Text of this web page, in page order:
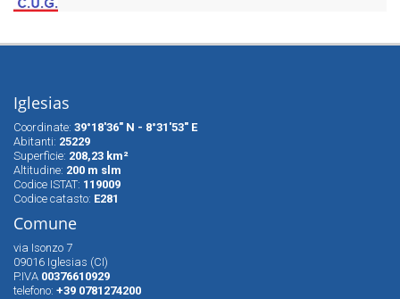
Iglesias
Coordinate: 39°18'36" N - 8°31'53" E
Abitanti: 25229
Superfìcie: 208,23 km²
Altitudine: 200 m slm
Codice ISTAT: 119009
Codice catasto: E281
Comune
via Isonzo 7
09016 Iglesias (CI)
P.IVA 00376610929
telefono: +39 0781274200